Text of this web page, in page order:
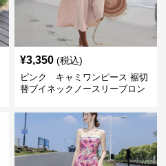
¥3,350 (税込)
ピンク キャミワンピース 裾切
替ブイネックノースリーブロン